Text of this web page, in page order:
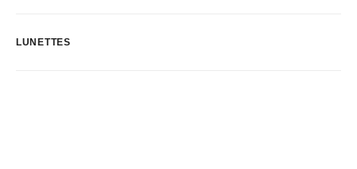
LUNETTES